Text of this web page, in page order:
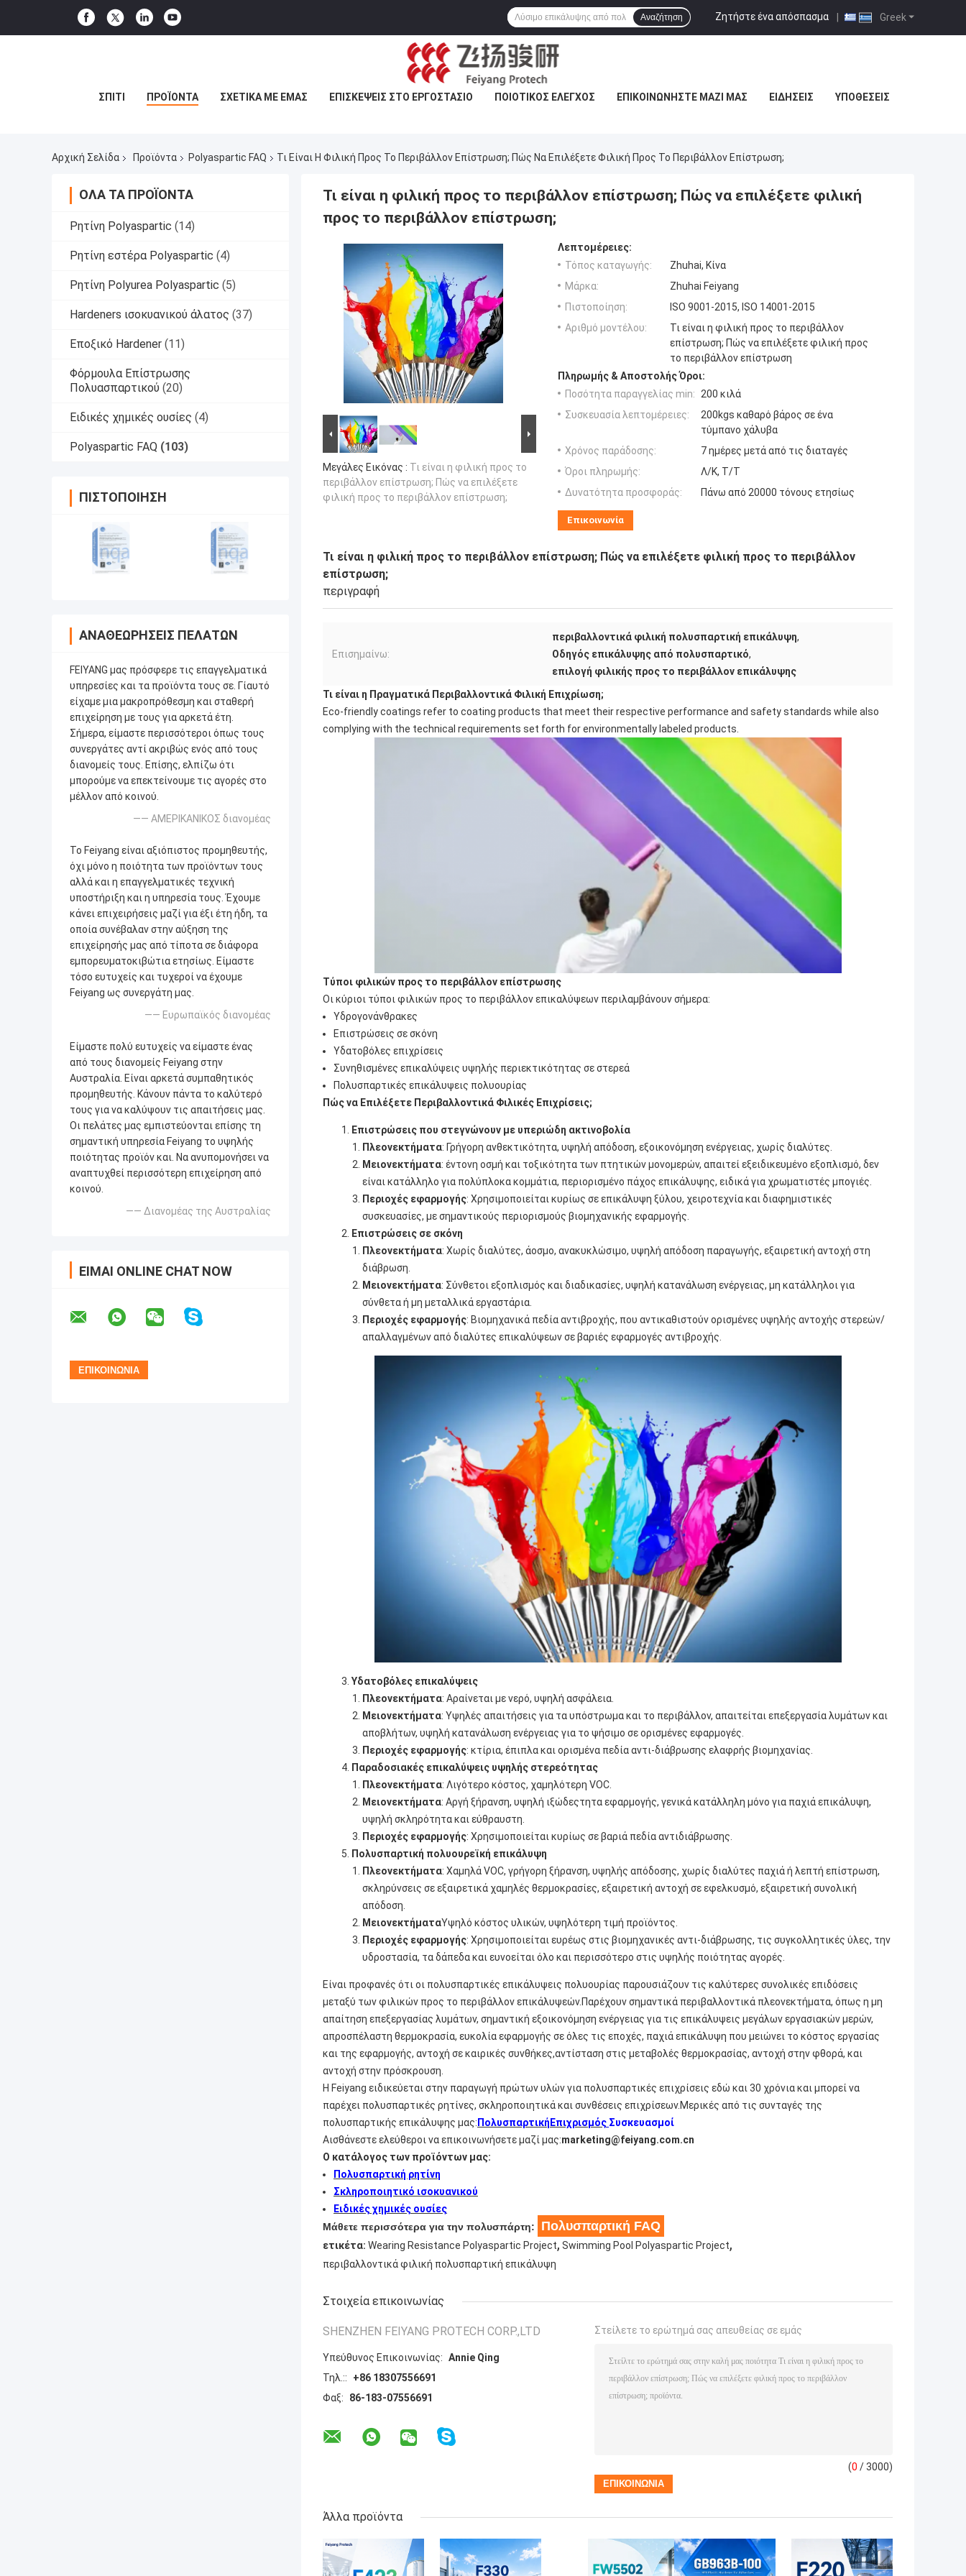
Greek
Ζητήστε ένα απόσπασμα |
Αναζήτηση
ΣΠΊΤΙ ΠΡΟΪΌΝΤΑ ΣΧΕΤΙΚΆ ΜΕ ΕΜΆΣ ΕΠΙΣΚΈΨΕΙΣ ΣΤΟ ΕΡΓΟΣΤΆΣΙΟ ΠΟΙΟΤΙΚΌΣ ΈΛΕΓΧΟΣ ΕΠΙΚΟΙΝΩΝΉΣΤΕ ΜΑΖΊ ΜΑΣ ΕΙΔΉΣΕΙΣ ΥΠΟΘΈΣΕΙΣ
Αρχική Σελίδα Προϊόντα Polyaspartic FAQ Τι Είναι Η Φιλική Προς Το Περιβάλλον Επίστρωση; Πώς Να Επιλέξετε Φιλική Προς Το Περιβάλλον Επίστρωση;
ΌΛΑ ΤΑ ΠΡΟΪΌΝΤΑ
Ρητίνη Polyaspartic (14)
Ρητίνη εστέρα Polyaspartic (4)
Ρητίνη Polyurea Polyaspartic (5)
Hardeners ισοκυανικού άλατος (37)
Εποξικό Hardener (11)
Φόρμουλα Επίστρωσης
Πολυασπαρτικού (20)
Ειδικές χημικές ουσίες (4)
Polyaspartic FAQ (103)
ΠΙΣΤΟΠΟΊΗΣΗ
ΑΝΑΘΕΩΡΉΣΕΙΣ ΠΕΛΑΤΏΝ
FEIYANG μας πρόσφερε τις επαγγελματικά
υπηρεσίες και τα προϊόντα τους σε. Γίαυτό
είχαμε μια μακροπρόθεσμη και σταθερή
επιχείρηση με τους για αρκετά έτη.
Σήμερα, είμαστε περισσότεροι όπως τους
συνεργάτες αντί ακριβώς ενός από τους
διανομείς τους. Επίσης, ελπίζω ότι
μπορούμε να επεκτείνουμε τις αγορές στο
μέλλον από κοινού.
—— ΑΜΕΡΙΚΑΝΙΚΟΣ διανομέας
Το Feiyang είναι αξιόπιστος προμηθευτής,
όχι μόνο η ποιότητα των προϊόντων τους
αλλά και η επαγγελματικές τεχνική
υποστήριξη και η υπηρεσία τους. Έχουμε
κάνει επιχειρήσεις μαζί για έξι έτη ήδη, τα
οποία συνέβαλαν στην αύξηση της
επιχείρησής μας από τίποτα σε διάφορα
εμπορευματοκιβώτια ετησίως. Είμαστε
τόσο ευτυχείς και τυχεροί να έχουμε
Feiyang ως συνεργάτη μας.
—— Ευρωπαϊκός διανομέας
Είμαστε πολύ ευτυχείς να είμαστε ένας
από τους διανομείς Feiyang στην
Αυστραλία. Είναι αρκετά συμπαθητικός
προμηθευτής. Κάνουν πάντα το καλύτερό
τους για να καλύψουν τις απαιτήσεις μας.
Οι πελάτες μας εμπιστεύονται επίσης τη
σημαντική υπηρεσία Feiyang το υψηλής
ποιότητας προϊόν και. Να ανυπομονήσει να
αναπτυχθεί περισσότερη επιχείρηση από
κοινού.
—— Διανομέας της Αυστραλίας
ΕΊΜΑΙ ONLINE CHAT NOW
Τι είναι η φιλική προς το περιβάλλον επίστρωση; Πώς να επιλέξετε φιλική
προς το περιβάλλον επίστρωση;
Μεγάλες Εικόνας : Τι είναι η φιλική προς το
περιβάλλον επίστρωση; Πώς να επιλέξετε
φιλική προς το περιβάλλον επίστρωση;
Λεπτομέρειες:
Τόπος καταγωγής:
Zhuhai, Κίνα
Μάρκα:
Zhuhai Feiyang
Πιστοποίηση:
ISO 9001-2015, ISO 14001-2015
Αριθμό μοντέλου:
Τι είναι η φιλική προς το περιβάλλον
επίστρωση; Πώς να επιλέξετε φιλική προς
το περιβάλλον επίστρωση
Πληρωμής & Αποστολής Όροι:
Ποσότητα παραγγελίας min: 200 κιλά
Συσκευασία λεπτομέρειες:
200kgs καθαρό βάρος σε ένα
τύμπανο χάλυβα
Χρόνος παράδοσης:
7 ημέρες μετά από τις διαταγές
Όροι πληρωμής:
Λ/Κ, Τ/Τ
Δυνατότητα προσφοράς:
Πάνω από 20000 τόνους ετησίως
Επικοινωνία
Τι είναι η φιλική προς το περιβάλλον επίστρωση; Πώς να επιλέξετε φιλική προς το περιβάλλον
επίστρωση;
περιγραφή
Επισημαίνω:
περιβαλλοντικά φιλική πολυσπαρτική επικάλυψη,
Οδηγός επικάλυψης από πολυσπαρτικό,
επιλογή φιλικής προς το περιβάλλον επικάλυψης
Τι είναι η Πραγματικά Περιβαλλοντικά Φιλική Επιχρίωση;
Eco-friendly coatings refer to coating products that meet their respective performance and safety standards while also
complying with the technical requirements set forth for environmentally labeled products.
Τύποι φιλικών προς το περιβάλλον επίστρωσης
Οι κύριοι τύποι φιλικών προς το περιβάλλον επικαλύψεων περιλαμβάνουν σήμερα:
Υδρογονάνθρακες
Επιστρώσεις σε σκόνη
Υδατοβόλες επιχρίσεις
Συνηθισμένες επικαλύψεις υψηλής περιεκτικότητας σε στερεά
Πολυσπαρτικές επικάλυψεις πολυουρίας
Πώς να Επιλέξετε Περιβαλλοντικά Φιλικές Επιχρίσεις;
Επιστρώσεις που στεγνώνουν με υπεριώδη ακτινοβολία
Πλεονεκτήματα: Γρήγορη ανθεκτικότητα, υψηλή απόδοση, εξοικονόμηση ενέργειας, χωρίς διαλύτες.
Μειονεκτήματα: έντονη οσμή και τοξικότητα των πτητικών μονομερών, απαιτεί εξειδικευμένο εξοπλισμό, δεν
είναι κατάλληλο για πολύπλοκα κομμάτια, περιορισμένο πάχος επικάλυψης, ειδικά για χρωματιστές μπογιές.
Περιοχές εφαρμογής: Χρησιμοποιείται κυρίως σε επικάλυψη ξύλου, χειροτεχνία και διαφημιστικές
συσκευασίες, με σημαντικούς περιορισμούς βιομηχανικής εφαρμογής.
Επιστρώσεις σε σκόνη
Πλεονεκτήματα: Χωρίς διαλύτες, άοσμο, ανακυκλώσιμο, υψηλή απόδοση παραγωγής, εξαιρετική αντοχή στη
διάβρωση.
Μειονεκτήματα: Σύνθετοι εξοπλισμός και διαδικασίες, υψηλή κατανάλωση ενέργειας, μη κατάλληλοι για
σύνθετα ή μη μεταλλικά εργαστάρια.
Περιοχές εφαρμογής: Βιομηχανικά πεδία αντιβροχής, που αντικαθιστούν ορισμένες υψηλής αντοχής στερεών/
απαλλαγμένων από διαλύτες επικαλύψεων σε βαριές εφαρμογές αντιβροχής.
Υδατοβόλες επικαλύψεις
Πλεονεκτήματα: Αραίνεται με νερό, υψηλή ασφάλεια.
Μειονεκτήματα: Υψηλές απαιτήσεις για τα υπόστρωμα και το περιβάλλον, απαιτείται επεξεργασία λυμάτων και
αποβλήτων, υψηλή κατανάλωση ενέργειας για το ψήσιμο σε ορισμένες εφαρμογές.
Περιοχές εφαρμογής: κτίρια, έπιπλα και ορισμένα πεδία αντι-διάβρωσης ελαφρής βιομηχανίας.
Παραδοσιακές επικαλύψεις υψηλής στερεότητας
Πλεονεκτήματα: Λιγότερο κόστος, χαμηλότερη VOC.
Μειονεκτήματα: Αργή ξήρανση, υψηλή ιξώδεςτητα εφαρμογής, γενικά κατάλληλη μόνο για παχιά επικάλυψη,
υψηλή σκληρότητα και εύθραυστη.
Περιοχές εφαρμογής: Χρησιμοποιείται κυρίως σε βαριά πεδία αντιδιάβρωσης.
Πολυσπαρτική πολυουρεϊκή επικάλυψη
Πλεονεκτήματα: Χαμηλά VOC, γρήγορη ξήρανση, υψηλής απόδοσης, χωρίς διαλύτες παχιά ή λεπτή επίστρωση,
σκληρύνσεις σε εξαιρετικά χαμηλές θερμοκρασίες, εξαιρετική αντοχή σε εφελκυσμό, εξαιρετική συνολική
απόδοση.
ΜειονεκτήματαΥψηλό κόστος υλικών, υψηλότερη τιμή προϊόντος.
Περιοχές εφαρμογής: Χρησιμοποιείται ευρέως στις βιομηχανικές αντι-διάβρωσης, τις συγκολλητικές ύλες, την
υδροστασία, τα δάπεδα και ευνοείται όλο και περισσότερο στις υψηλής ποιότητας αγορές.
Είναι προφανές ότι οι πολυσπαρτικές επικάλυψεις πολυουρίας παρουσιάζουν τις καλύτερες συνολικές επιδόσεις
μεταξύ των φιλικών προς το περιβάλλον επικάλυψεών.Παρέχουν σημαντικά περιβαλλοντικά πλεονεκτήματα, όπως η μη
απαίτηση επεξεργασίας λυμάτων, σημαντική εξοικονόμηση ενέργειας για τις επικάλυψεις μεγάλων εργασιακών μερών,
απροσπέλαστη θερμοκρασία, ευκολία εφαρμογής σε όλες τις εποχές, παχιά επικάλυψη που μειώνει το κόστος εργασίας
και της εφαρμογής, αντοχή σε καιρικές συνθήκες,αντίσταση στις μεταβολές θερμοκρασίας, αντοχή στην φθορά, και
αντοχή στην πρόσκρουση.
Η Feiyang ειδικεύεται στην παραγωγή πρώτων υλών για πολυσπαρτικές επιχρίσεις εδώ και 30 χρόνια και μπορεί να
παρέχει πολυσπαρτικές ρητίνες, σκληροποιητικά και συνθέσεις επιχρίσεων.Μερικές από τις συνταγές της
πολυσπαρτικής επικάλυψης μας: Πολυσπαρτική Επιχρισμός Συσκευασμοί
Αισθάνεστε ελεύθεροι να επικοινωνήσετε μαζί μας:marketing@feiyang.com.cn
Ο κατάλογος των προϊόντων μας:
Πολυσπαρτική ρητίνη
Σκληροποιητικό ισοκυανικού
Ειδικές χημικές ουσίες
Μάθετε περισσότερα για την πολυσπάρτη:
Πολυσπαρτική FAQ
ετικέτα: Wearing Resistance Polyaspartic Project, Swimming Pool Polyaspartic Project,
περιβαλλοντικά φιλική πολυσπαρτική επικάλυψη
Στοιχεία επικοινωνίας
SHENZHEN FEIYANG PROTECH CORP.,LTD
Υπεύθυνος Επικοινωνίας: Annie Qing
Τηλ.::
+86 18307556691
Φαξ:
86-183-07556691
Στείλετε το ερώτημά σας απευθείας σε εμάς
(0 / 3000)
Άλλα προϊόντα